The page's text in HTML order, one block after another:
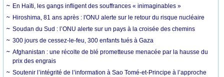
En Haïti, les gangs infligent des souffrances « inimaginables »
Hiroshima, 81 ans après : l'ONU alerte sur le retour du risque nucléaire
Soudan du Sud : l’ONU alerte sur un pays à la croisée des chemins
300 jours de cessez-le-feu, 300 enfants tués à Gaza
Afghanistan : une récolte de blé prometteuse menacée par la hausse du
prix des engrais
Soutenir l’intégrité de l’information à Sao Tomé-et-Principe à l’approche